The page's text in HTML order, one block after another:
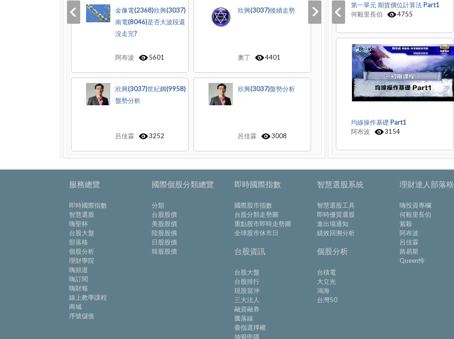
金像電(2368)欣興(3037)
南電(8046)是否大波段還
沒走完?
阿布波 5601
欣興(3037)後續走勢
奧丁 4401
欣興(3037)世紀鋼(9958)
盤勢分析
呂佳霖 3252
欣興(3037)盤勢分析
呂佳霖 3008
第一單元 期貨價位計算法 Part1
何毅里長伯
4755
均線操作基礎 Part1
阿布波
3154
服務總覽
即時國際指數
智慧選股
嗨聖杯
台股大盤
部落格
個股分析
理財學院
嗨頻道
嗨訂閱
嗨財報
線上教學課程
商城
序號儲值
國際個股分類總覽
分類
台股股價
美股股價
陸股股價
日股股價
韓股股價
即時國際指數
國際股市指數
台股分類走勢圖
重點股市即時走勢圖
全球股市休市日
台股資訊
台股大盤
台股排行
現股當沖
三大法人
融資融券
騰落線
臺指選擇權
抽籤申購
智慧選股系統
智慧選股工具
即時優質選股
進出場通知
績效回溯分析
個股分析
台積電
大立光
鴻海
台灣50
理財達人部落格
嗨投資專欄
何毅里長伯
紫殺
阿布波
呂佳霖
路易斯
Queen怜